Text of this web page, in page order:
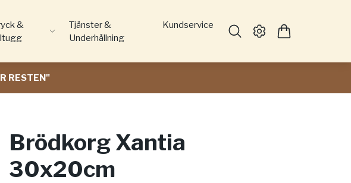
&
Tjänster &
Underhållning
Kundservice
RESTEN"
Brödkorg Xantia
30x20cm